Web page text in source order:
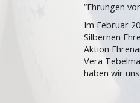
“Ehrungen
Im Februar
Silbernen
Aktion
Vera
haben wir